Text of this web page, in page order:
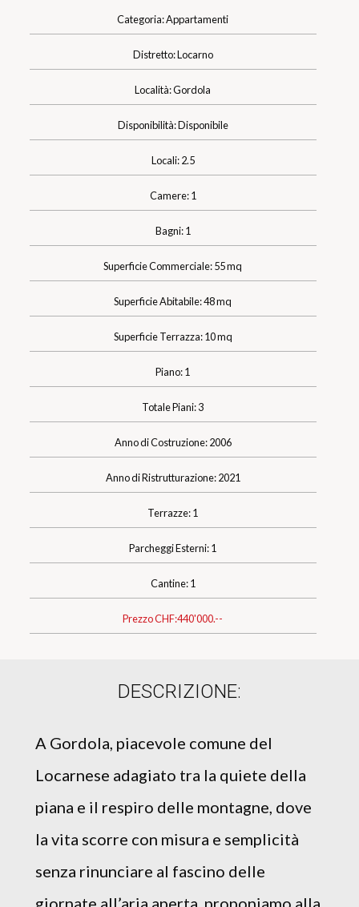
Categoria: Appartamenti
Distretto: Locarno
Località: Gordola
Disponibilità: Disponibile
Locali: 2.5
Camere: 1
Bagni: 1
Superficie Commerciale: 55 mq
Superficie Abitabile: 48 mq
Superficie Terrazza: 10 mq
Piano: 1
Totale Piani: 3
Anno di Costruzione: 2006
Anno di Ristrutturazione: 2021
Terrazze: 1
Parcheggi Esterni: 1
Cantine: 1
Prezzo CHF:440'000.--
DESCRIZIONE:
A Gordola, piacevole comune del
Locarnese adagiato tra la quiete della
piana e il respiro delle montagne, dove
la vita scorre con misura e semplicità
senza rinunciare al fascino delle
giornate all’aria aperta, proponiamo alla